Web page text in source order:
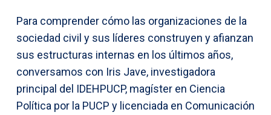
Para comprender cómo las organizaciones de la
sociedad civil y sus líderes construyen y afianzan
sus estructuras internas en los últimos años,
conversamos con Iris Jave, investigadora
principal del IDEHPUCP, magíster en Ciencia
Política por la PUCP y licenciada en Comunicación